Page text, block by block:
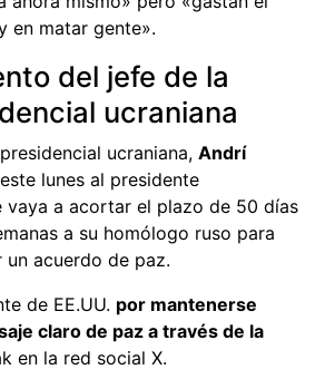
en matar gente».
del jefe de la
ucraniana
ucraniana, Andrí
lunes al presidente
vaya a acortar el plazo de 50 días
a su homólogo ruso para
acuerdo de paz.
de EE.UU. por mantenerse
claro de paz a través de la
en la red social X.